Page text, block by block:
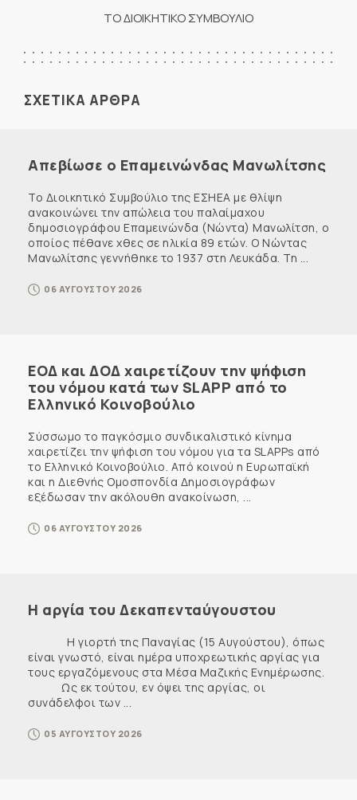
ΤΟ ΔΙΟΙΚΗΤΙΚΟ ΣΥΜΒΟΥΛΙΟ
ΣΧΕΤΙΚΑ ΑΡΘΡΑ
Απεβίωσε ο Επαμεινώνδας Μανωλίτσης
Το Διοικητικό Συμβούλιο της ΕΣΗΕΑ με θλίψη
ανακοινώνει την απώλεια του παλαίμαχου
δημοσιογράφου Επαμεινώνδα (Νώντα) Μανωλίτση, ο
οποίος πέθανε χθες σε ηλικία 89 ετών. Ο Νώντας
Μανωλίτσης γεννήθηκε το 1937 στη Λευκάδα. Τη ...
06 ΑΥΓΟΥΣΤΟΥ 2026
ΕΟΔ και ΔΟΔ χαιρετίζουν την ψήφιση
του νόμου κατά των SLAPP από το
Ελληνικό Κοινοβούλιο
Σύσσωμο το παγκόσμιο συνδικαλιστικό κίνημα
χαιρετίζει την ψήφιση του νόμου για τα SLAPPs από
το Ελληνικό Κοινοβούλιο. Από κοινού η Ευρωπαϊκή
και η Διεθνής Ομοσπονδία Δημοσιογράφων
εξέδωσαν την ακόλουθη ανακοίνωση, ...
06 ΑΥΓΟΥΣΤΟΥ 2026
Η αργία του Δεκαπενταύγουστου
Η γιορτή της Παναγίας (15 Αυγούστου), όπως
είναι γνωστό, είναι ημέρα υποχρεωτικής αργίας για
τους εργαζόμενους στα Μέσα Μαζικής Ενημέρωσης.
Ως εκ τούτου, εν όψει της αργίας, οι
συνάδελφοι των ...
05 ΑΥΓΟΥΣΤΟΥ 2026